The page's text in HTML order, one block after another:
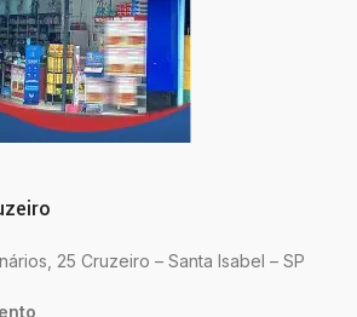
25 Cruzeiro – Santa Isabel – SP